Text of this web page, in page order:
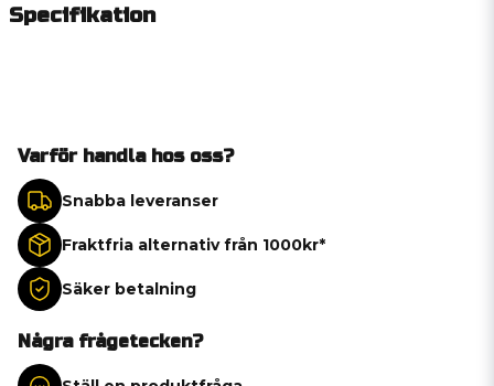
Specifikation
Varför handla hos oss?
Snabba leveranser
Fraktfria alternativ från 1000kr*
Säker betalning
Några frågetecken?